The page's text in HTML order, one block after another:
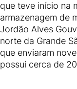
que teve início na
armazenagem de
Jordão Alves
norte da Grande
que enviaram
possui cerca de